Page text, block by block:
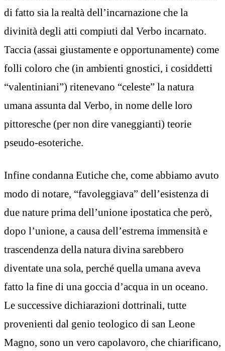
di fatto sia la realtà dell’incarnazione che la
divinità degli atti compiuti dal Verbo incarnato.
Taccia (assai giustamente e opportunamente) come
folli coloro che (in ambienti gnostici, i cosiddetti
“valentiniani”) ritenevano “celeste” la natura
umana assunta dal Verbo, in nome delle loro
pittoresche (per non dire vaneggianti) teorie
pseudo-esoteriche.
Infine condanna Eutiche che, come abbiamo avuto
modo di notare, “favoleggiava” dell’esistenza di
due nature prima dell’unione ipostatica che però,
dopo l’unione, a causa dell’estrema immensità e
trascendenza della natura divina sarebbero
diventate una sola, perché quella umana aveva
fatto la fine di una goccia d’acqua in un oceano.
Le successive dichiarazioni dottrinali, tutte
provenienti dal genio teologico di san Leone
Magno, sono un vero capolavoro, che chiarificano,